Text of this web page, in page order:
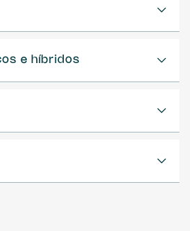
e híbridos